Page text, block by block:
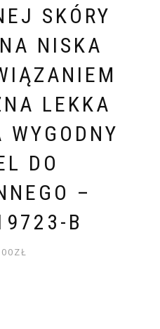
SKÓRY
NISKA
LEKKA
WYGODNY
DO
–
B
ZŁ